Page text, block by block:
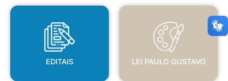
EDITAIS
EDITAIS
LEI PAULO GUSTAVO
LEI PAULO GUSTAVO